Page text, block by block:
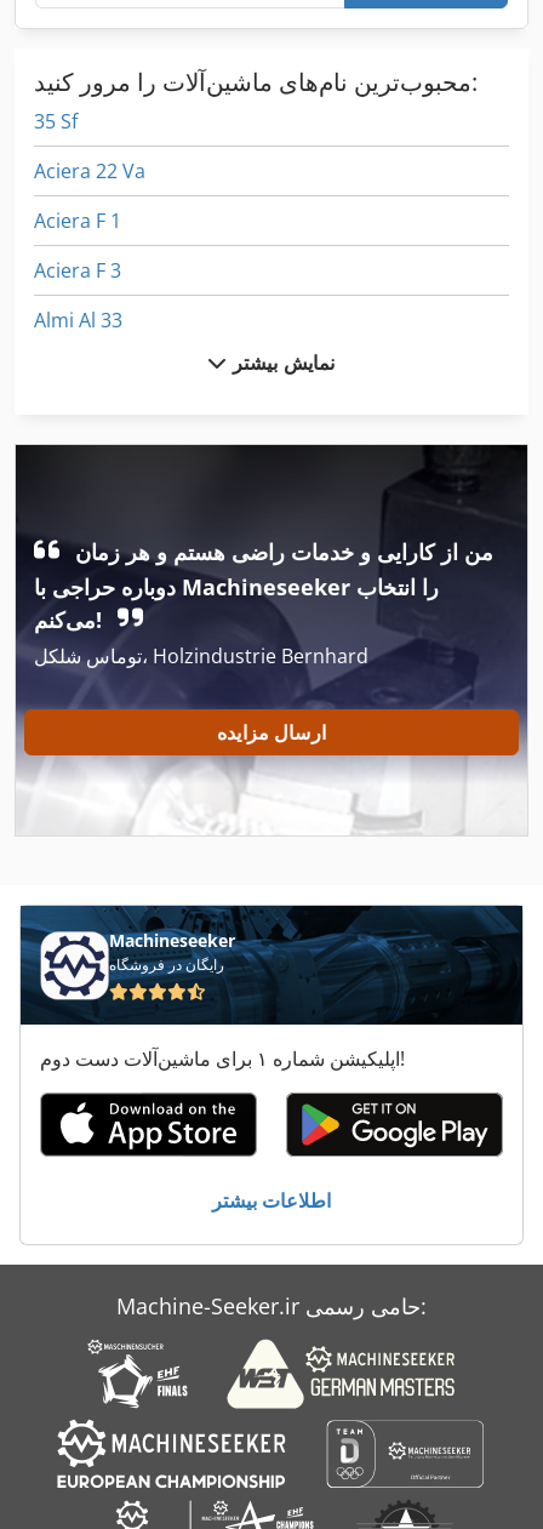
محبوب‌ترین نام‌های ماشین‌آلات را مرور کنید:
35 Sf
Aciera 22 Va
Aciera F 1
Aciera F 3
Almi Al 33
Dmu 35 M
Euclid R 35
Fai 338
Fai 410
Fai 595
Felder Ad 731
Felder Bf 5 31
Felder Bf 5 41
Femi Ng 120
Fngj 20
Fss 315
Hebrock Akv 83
Volvo A 35 C
Volvo A 35 F
نمایش بیشتر
من از کارایی و خدمات راضی هستم و هر زمان
دوباره حراجی با Machineseeker را انتخاب
می‌کنم!
توماس شلکل، Holzindustrie Bernhard
ارسال مزایده
Machineseeker
رایگان در فروشگاه
اپلیکیشن شماره ۱ برای ماشین‌آلات دست دوم!
اطلاعات بیشتر
Machine-Seeker.ir حامی رسمی: